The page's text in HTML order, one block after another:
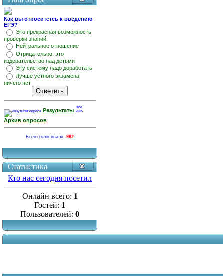
Как вы относитетсь к введению
ЕГЭ?
Это прекрасная возможность
проверки знаний
Нейтральное отношение
Отрицательно, это
издевательство над детьми
Эту систему надо доработать
Лучше устного экзамена
ничего нет
Результаты
Архив опросов
Всего голосовало: 982
Статистика
Кто нас сегодня посетил
Онлайн всего: 1
Гостей: 1
Пользователей: 0